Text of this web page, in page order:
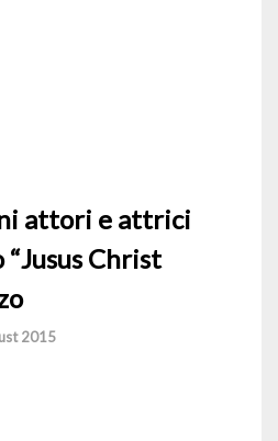
attori e attrici
Christ
2015